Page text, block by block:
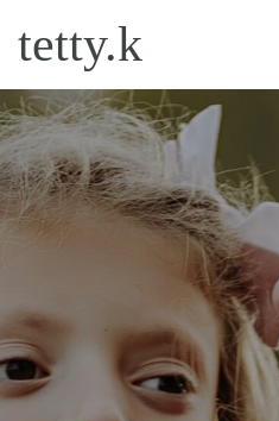
Zum
Inhalt
springen
tetty.k